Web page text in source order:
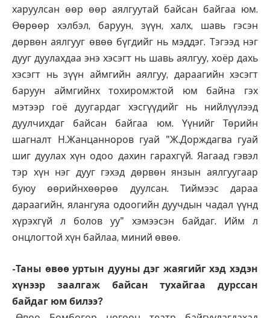
харуулсан өөр өөр аялгуутай байсан байгаа юм.
Өөрөөр хэлбэл, баруун, зүүн, халх, шавь гэсэн
дөрвөн аялгууг өвөө бүгдийг нь мэддэг. Тэгээд нэг
дууг дуулахдаа энэ хэсэгт нь шавь аялгуу, хоёр дахь
хэсэгт нь зүүн аймгийн аялгуу, дараагийн хэсэгт
баруун аймгийнх тохиромжтой юм байна гэх
мэтээр гоё дуугардаг хэсгүүдийг нь нийлүүлээд
дуулчихдаг байсан байгаа юм. Үүнийг Төрийн
шагналт Н.Жанцанноров гуай "Ж.Дорждагва гуай
шиг дуулах хүн одоо дахин гарахгүй. Яагаад гэвэл
тэр хүн нэг дууг гэхэд дөрвөн янзын аялгуугаар
буюу өөрийнхөөрөө дуулсан. Тиймээс дараа
дараагийн, ялангуяа одоогийн дуучдын чадал үүнд
хүрэхгүй л болов уу" хэмээсэн байдаг. Ийм л
онцлогтой хүн байлаа, миний өвөө.
-Таны өвөө уртын дууны дэг жаягийг хэд хэдэн
хүнээр заалгаж байсан тухайгаа дурссан
байдаг юм билээ?